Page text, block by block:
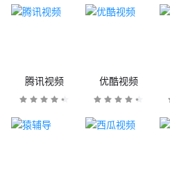
腾讯视频 优酷视频